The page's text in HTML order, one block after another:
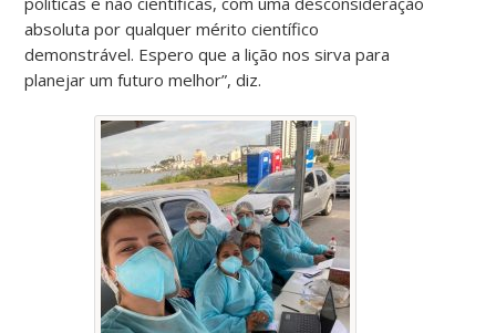
absoluta por qualquer mérito científico
demonstrável. Espero que a lição nos sirva para
planejar um futuro melhor”, diz.